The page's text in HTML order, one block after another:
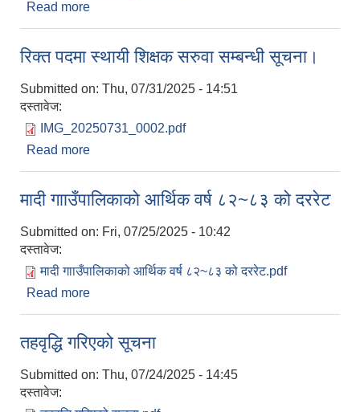
Read more
रिक्त पदमा स्थायी शिक्षक सरुवा सम्बन्धी सूचना।
Submitted on: Thu, 07/31/2025 - 14:51
दस्तावेज:
IMG_20250731_0002.pdf
Read more
मादी गााउँपालिकाको आर्थिक वर्ष ८२~८३ को दररेट
Submitted on: Fri, 07/25/2025 - 10:42
दस्तावेज:
मादी गााउँपालिकाको आर्थिक वर्ष ८२~८३ को दररेट.pdf
Read more
तहवृद्धि गरिएको सूचना
Submitted on: Thu, 07/24/2025 - 14:45
दस्तावेज: